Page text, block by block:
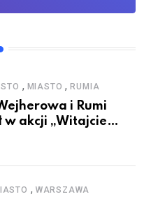
, MIASTO ,RUMIA
i Rumi
w akcji „Witajcie
, WARSZAWA